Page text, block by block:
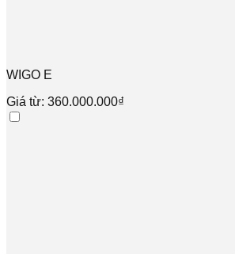
WIGO E
Giá từ: 360.000.000₫